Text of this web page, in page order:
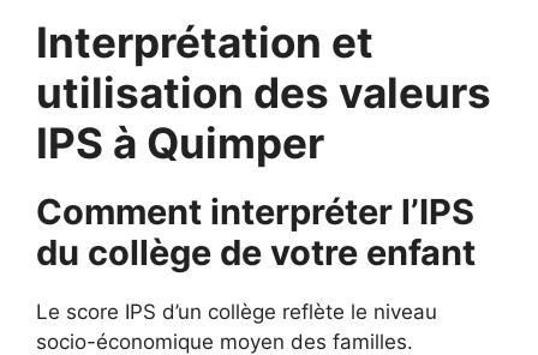
Interprétation et
utilisation des valeurs
IPS à Quimper
Comment interpréter l’IPS
du collège de votre enfant
Le score IPS d’un collège reflète le niveau
socio-économique moyen des familles.